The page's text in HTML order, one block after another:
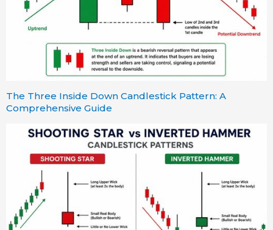
The Three Inside Down Candlestick Pattern: A
Comprehensive Guide